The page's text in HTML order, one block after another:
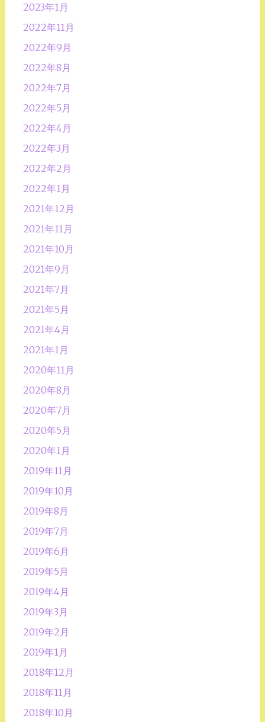
2023年1月
2022年11月
2022年9月
2022年8月
2022年7月
2022年5月
2022年4月
2022年3月
2022年2月
2022年1月
2021年12月
2021年11月
2021年10月
2021年9月
2021年7月
2021年5月
2021年4月
2021年1月
2020年11月
2020年8月
2020年7月
2020年5月
2020年1月
2019年11月
2019年10月
2019年8月
2019年7月
2019年6月
2019年5月
2019年4月
2019年3月
2019年2月
2019年1月
2018年12月
2018年11月
2018年10月